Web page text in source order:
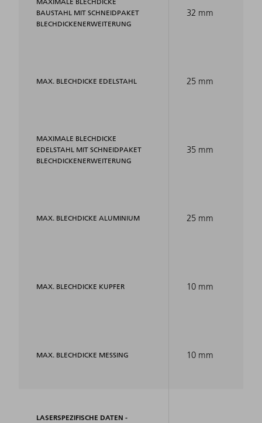
BAUSTAHL MIT SCHNEIDPAKET
BLECHDICKENERWEITERUNG
MAX. BLECHDICKE EDELSTAHL
MAXIMALE BLECHDICKE
EDELSTAHL MIT SCHNEIDPAKET
BLECHDICKENERWEITERUNG
MAX. BLECHDICKE ALUMINIUM
MAX. BLECHDICKE KUPFER
MAX. BLECHDICKE MESSING
LASERSPEZIFISCHE DATEN -
32 mm
25 mm
35 mm
25 mm
10 mm
10 mm